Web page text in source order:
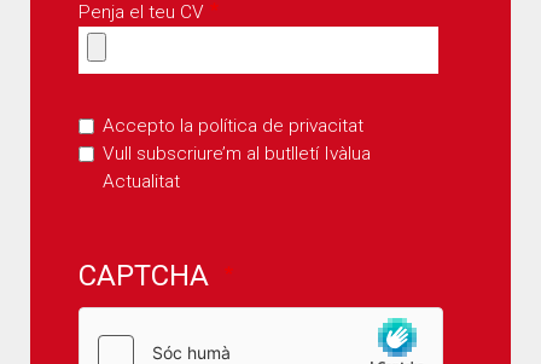
Penja el teu CV
Accepto la política de privacitat
Vull subscriure’m al butlletí Ivàlua
Actualitat
CAPTCHA